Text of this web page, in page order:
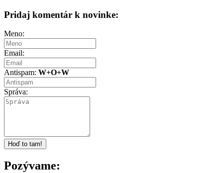
Pridaj komentár k novinke:
Meno:
Email:
Antispam: W+O+W
Správa:
Pozývame: